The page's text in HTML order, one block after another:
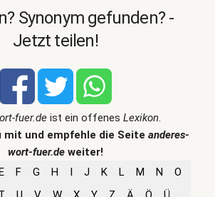
Synonym gefunden? -
Jetzt teilen!
fuer.deist ein offenes Lexikon.
mit und empfehle die Seite anderes-
wort-fuer.de weiter!
F G H I J K L M N
O